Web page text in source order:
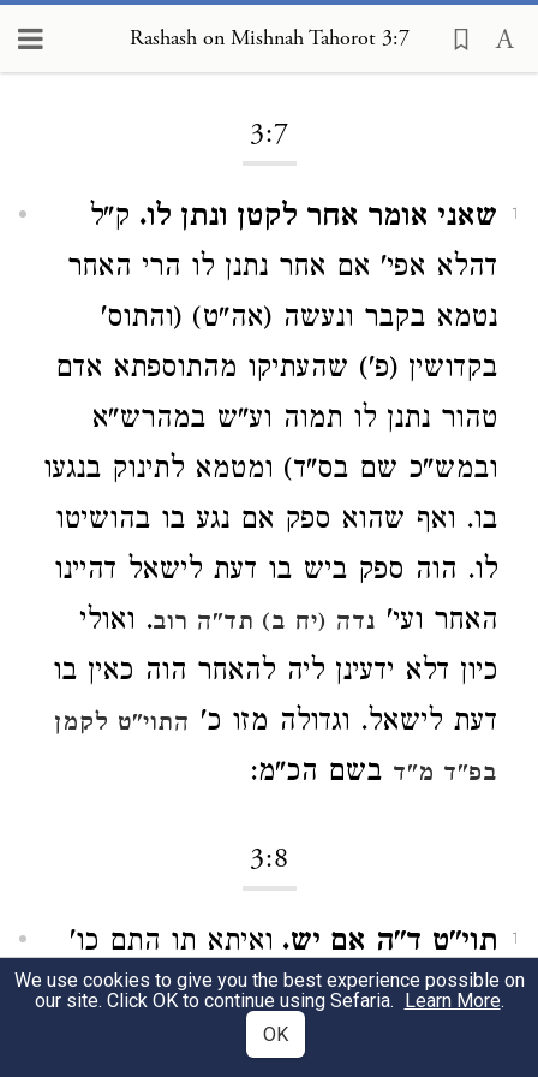
Rashash on Mishnah Tahorot 3:7
3:7
1 שאני אומר אחר לקטן ונתן לו. ק"ל
דהלא אפי' אם אחר נתנן לו הרי האחר
נטמא בקבר ונעשה (אה"ט) (והתוס'
בקדושין (פ') שהעתיקו מהתוספתא אדם
טהור נתנן לו תמוה וע"ש במהרש"א
ובמש"כ שם בס"ד) ומטמא לתינוק בנגעו
בו. ואף שהוא ספק אם נגע בו בהושיטו
לו. הוה ספק ביש בו דעת לישאל דהיינו
האחר ועי' נדה (יח ב) תד"ה רוב. ואולי
כיון דלא ידעינן ליה להאחר הוה כאין בו
דעת לישאל. וגדולה מזו כ' התוי"ט לקמן
בפ"ד מ"ד בשם הכ"מ:
3:8
1 תוי"ט ד"ה אם יש. ואיתא תו התם כו'
אבל במשקין אדומים כו' לא העתיק
בשלימות דמסקינן שם דדוקא בעכורים
We use cookies to give you the best experience possible on
our site. Click OK to continue using Sefaria. Learn More.
OK